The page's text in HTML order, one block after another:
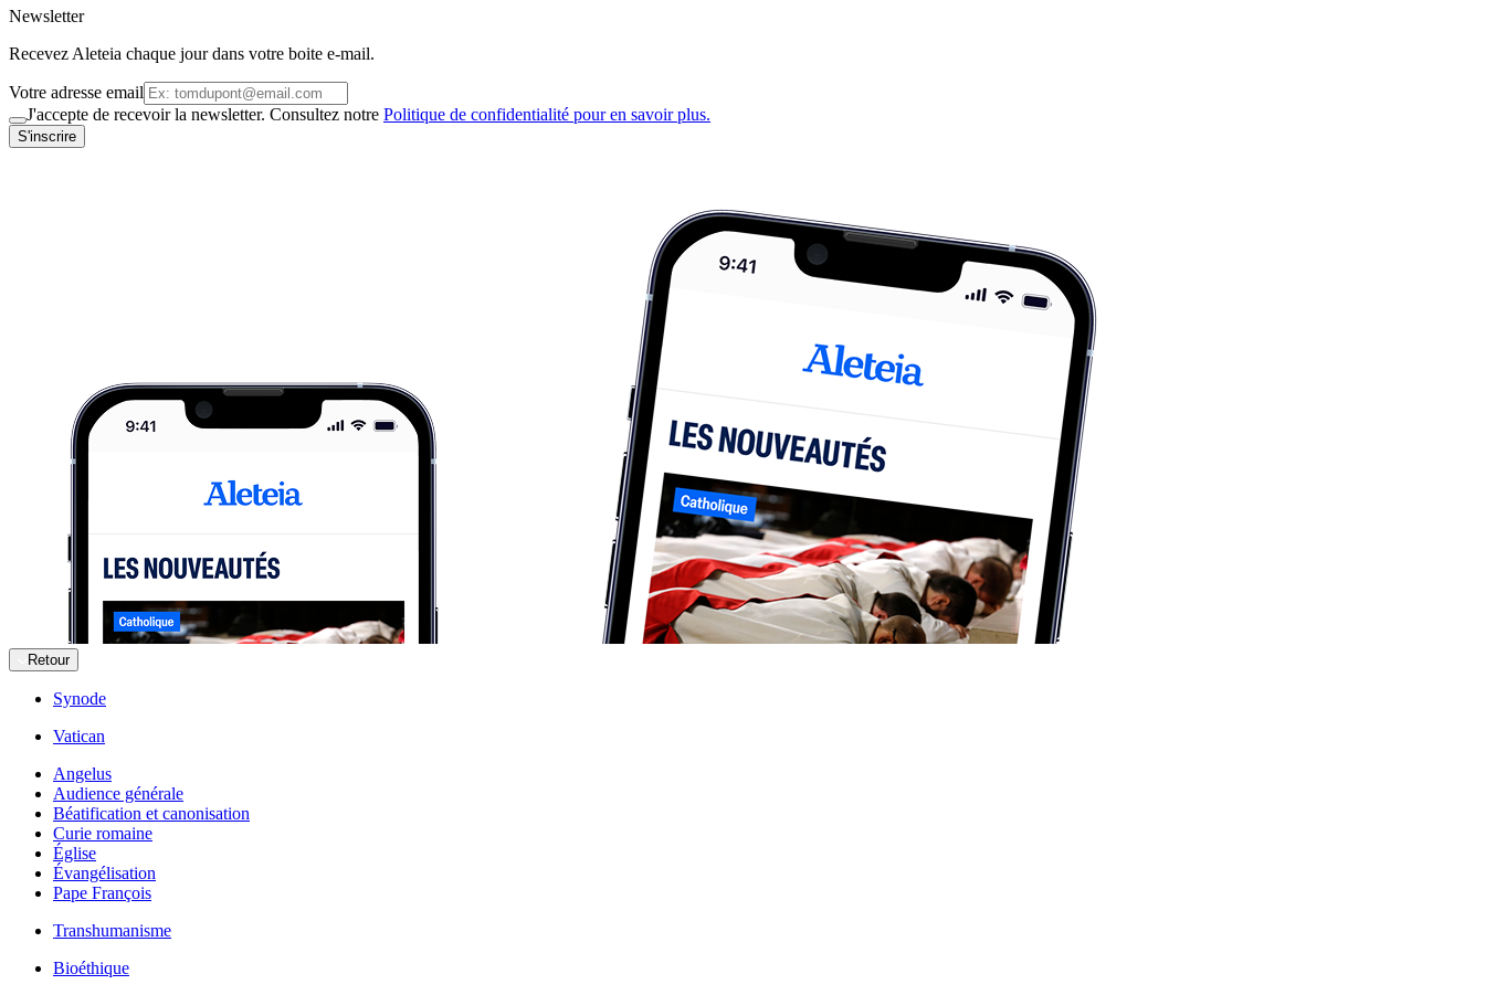
Newsletter
Recevez Aleteia chaque jour dans votre boite e-mail.
Votre adresse email
J'accepte de recevoir la newsletter. Consultez notre Politique de confidentialité pour en savoir plus.
S'inscrire
Retour
Synode
Vatican
Angelus
Audience générale
Béatification et canonisation
Curie romaine
Église
Évangélisation
Pape François
Transhumanisme
Bioéthique